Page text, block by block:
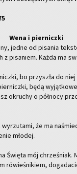
jedne od pi­sa­nia
pi­sa­niem. Każda ma
bo przy­szła do
będą
okru­chy o pół­no­cy
wy­rzu­ta­mi, że ma
mło­dej.
Świę­ta mój
ró­wie­śni­kiem,